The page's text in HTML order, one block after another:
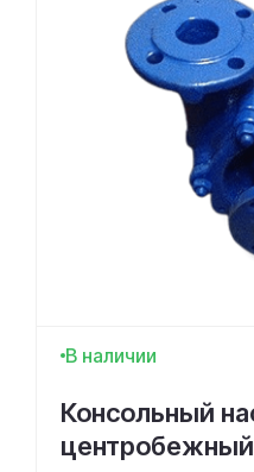
В наличии
Консольный